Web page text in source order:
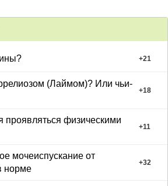
+21
(Лаймом)? Или чьи-
+18
проявляться физическими
+11
мочеиспускание от
норме
+32